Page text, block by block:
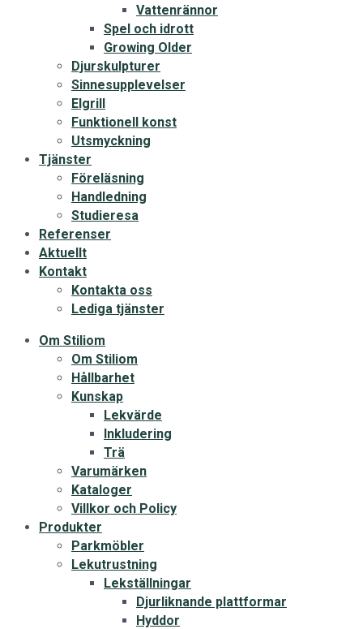
Vattenrännor
Spel och idrott
Growing Older
Djurskulpturer
Sinnesupplevelser
Elgrill
Funktionell konst
Utsmyckning
Tjänster
Föreläsning
Handledning
Studieresa
Referenser
Aktuellt
Kontakt
Kontakta oss
Lediga tjänster
Om Stiliom
Om Stiliom
Hållbarhet
Kunskap
Lekvärde
Inkludering
Trä
Varumärken
Kataloger
Villkor och Policy
Produkter
Parkmöbler
Lekutrustning
Lekställningar
Djurliknande plattformar
Hyddor